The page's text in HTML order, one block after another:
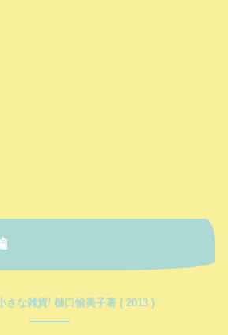
さな雑貨/ 樋口愉美子著 ( 2013 )